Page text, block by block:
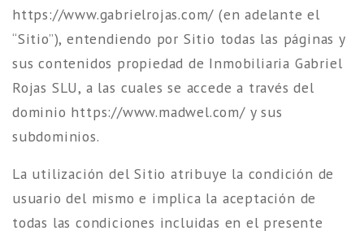
https://www.gabrielrojas.com/ (en adelante el
“Sitio”), entendiendo por Sitio todas las páginas y
sus contenidos propiedad de Inmobiliaria Gabriel
Rojas SLU, a las cuales se accede a través del
dominio https://www.madwel.com/ y sus
subdominios.
La utilización del Sitio atribuye la condición de
usuario del mismo e implica la aceptación de
todas las condiciones incluidas en el presente